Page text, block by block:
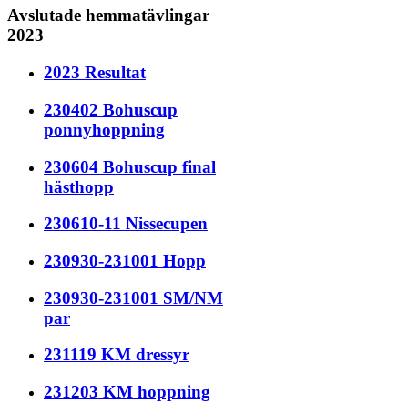
Avslutade hemmatävlingar
2023
2023 Resultat
230402 Bohuscup
ponnyhoppning
230604 Bohuscup final
hästhopp
230610-11 Nissecupen
230930-231001 Hopp
230930-231001 SM/NM
par
231119 KM dressyr
231203 KM hoppning